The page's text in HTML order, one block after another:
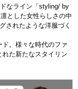
なライン「styling/ by
とした女性らしさの中
されたような洋服づく
。様々な時代のファ
た新たなスタイリン